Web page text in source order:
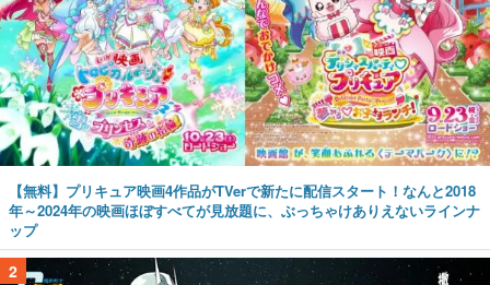
【無料】プリキュア映画4作品がTVerで新たに配信スタート！なんと2018
年～2024年の映画ほぼすべてが見放題に、ぶっちゃけありえないラインナ
ップ
2